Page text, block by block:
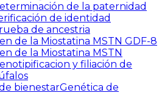
de la paternidad
de identidad
de ancestria
de la Miostatina MSTN GDF-8
de la Miostatina MSTN
y filiación de
Genética de